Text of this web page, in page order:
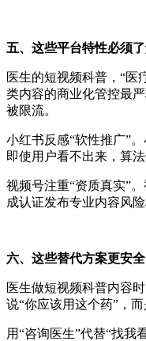
五、这些平台特性必须
医生的短视频科普，“医
类内容的商业化管控最
被限流。
小红书反感“软性推广”
即使用户看不出来，算
视频号注重“资质真实”
成认证发布专业内容风
六、这些替代方案更安全
医生做短视频科普内容
说“你应该用这个药” ，
用“咨询医生”代替“找我